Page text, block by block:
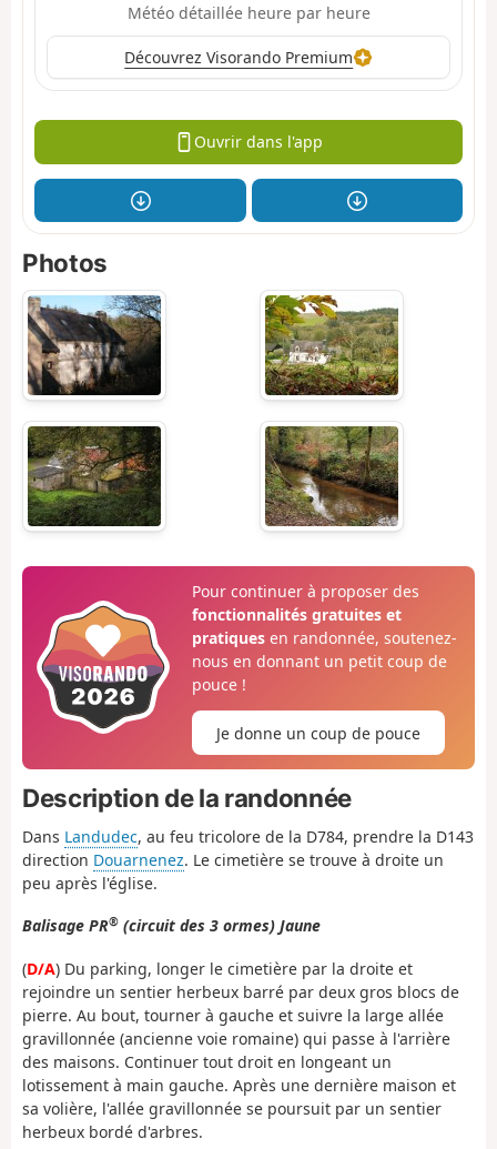
Météo détaillée heure par heure
Découvrez Visorando Premium
Ouvrir dans l'app
Photos
Pour continuer à proposer des
fonctionnalités gratuites et
pratiquesen randonnée, soutenez-
nous en donnant un petit coup de
pouce !
Je donne un coup de pouce
Description de la randonnée
Dans Landudec, au feu tricolore de la D784, prendre la D143
direction Douarnenez. Le cimetière se trouve à droite un
peu après l'église.
Balisage PR® (circuit des 3 ormes) Jaune
(D/A) Du parking, longer le cimetière par la droite et
rejoindre un sentier herbeux barré par deux gros blocs de
pierre. Au bout, tourner à gauche et suivre la large allée
gravillonnée (ancienne voie romaine) qui passe à l'arrière
des maisons. Continuer tout droit en longeant un
lotissement à main gauche. Après une dernière maison et
sa volière, l'allée gravillonnée se poursuit par un sentier
herbeux bordé d'arbres.